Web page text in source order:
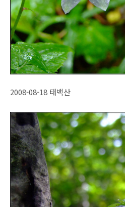
2008-08-18 태백산